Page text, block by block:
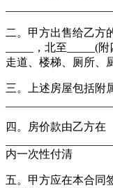
二。甲方出售给乙方
_____，北至_____(
走道、楼梯、厕所、
三。上述房屋包括附
四。房价款由乙方在
内一次性付清
五。甲方应在本合同